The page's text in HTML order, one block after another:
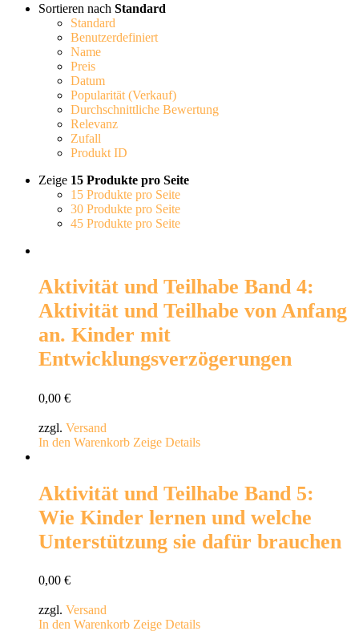
Sortieren nach Standard
Standard
Benutzerdefiniert
Name
Preis
Datum
Popularität (Verkauf)
Durchschnittliche Bewertung
Relevanz
Zufall
Produkt ID
Zeige 15 Produkte pro Seite
15 Produkte pro Seite
30 Produkte pro Seite
45 Produkte pro Seite
Aktivität und Teilhabe Band 4:
Aktivität und Teilhabe von Anfang
an. Kinder mit
Entwicklungsverzögerungen
0,00 €
zzgl. Versand
In den Warenkorb Zeige Details
Aktivität und Teilhabe Band 5:
Wie Kinder lernen und welche
Unterstützung sie dafür brauchen
0,00 €
zzgl. Versand
In den Warenkorb Zeige Details